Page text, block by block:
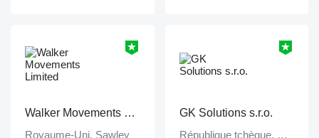
Walker Movements Limited
Royaume-Uni, Sawley
GK Solutions s.r.o.
République tchèque, Staré Město, Praha